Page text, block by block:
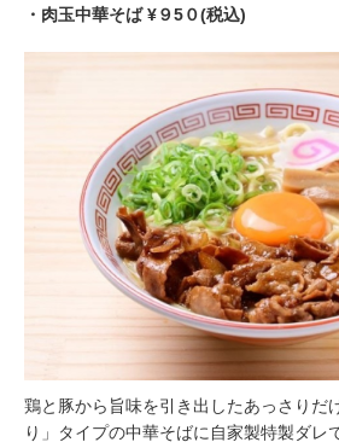
・⾁⽟中華そば ¥９5０(税込)
鶏と豚から旨味を引き出したあっさりだ
り」タイプの中華そばに⾃家製特製ダレ